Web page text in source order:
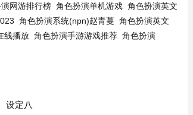
网游排行榜 角色扮演单机游戏 角色扮演英文
角色扮演系统(npn)赵青蔓 角色扮演英文
线播放 角色扮演手游游戏推荐 角色扮演
设定八